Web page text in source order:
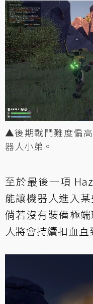
▲後期戰鬥難度偏
器人小弟。
至於最後一項
能讓機器人進入
倘若沒有裝備極
人將會持續扣血直